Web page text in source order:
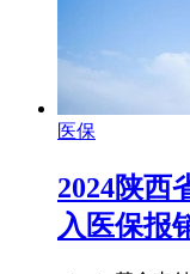
医保
2024陕西
入医保报